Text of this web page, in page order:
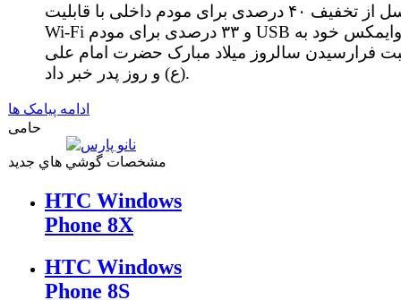
ایرانسل از تخفیف ۴۰ درصدی برای مودم داخلی با قابلیت
Wi-Fi و ۳۳ درصدی برای مودم USB وایمکس خود به
فرارسیدن سالروز میلاد مبارک حضرت امام علی
(ع) و روز پدر خبر داد.
ادامه پیامک ها
حامی
مشخصات گوشي هاي جديد
HTC Windows
Phone 8X
HTC Windows
Phone 8S